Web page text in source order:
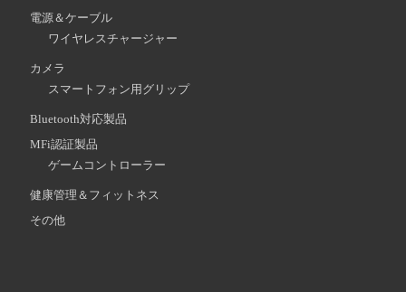
電源＆ケーブル
ワイヤレスチャージャー
カメラ
スマートフォン用グリップ
Bluetooth対応製品
MFi認証製品
ゲームコントローラー
健康管理＆フィットネス
その他